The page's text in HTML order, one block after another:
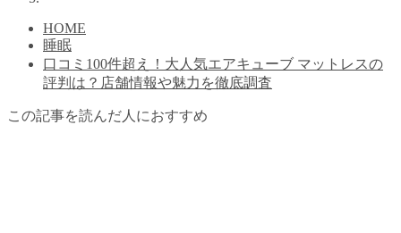
HOME
睡眠
口コミ100件超え！大人気エアキューブ マットレスの
評判は？店舗情報や魅力を徹底調査
この記事を読んだ人におすすめ